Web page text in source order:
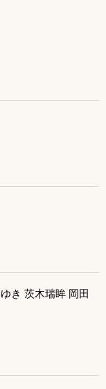
き 茨木瑞眸 岡田